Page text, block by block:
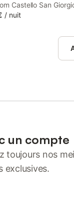
Castello San
Convention
sea and pool views,
/ nuit
un compte
toujours nos
exclusives.